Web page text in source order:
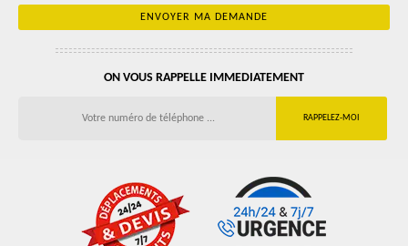
ON VOUS RAPPELLE IMMEDIATEMENT